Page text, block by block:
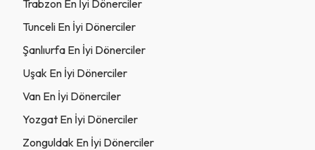
Trabzon En İyi Dönerciler
Tunceli En İyi Dönerciler
Şanlıurfa En İyi Dönerciler
Uşak En İyi Dönerciler
Van En İyi Dönerciler
Yozgat En İyi Dönerciler
Zonguldak En İyi Dönerciler